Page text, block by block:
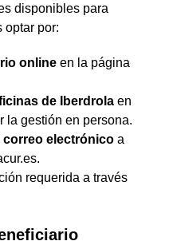
disponibles para
optar por:
online en la página
de Iberdrola en
la gestión en persona.
correo electrónico a
requerida a través